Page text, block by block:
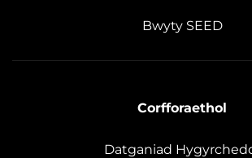
Bwyty SEED
Corfforaethol
Datganiad